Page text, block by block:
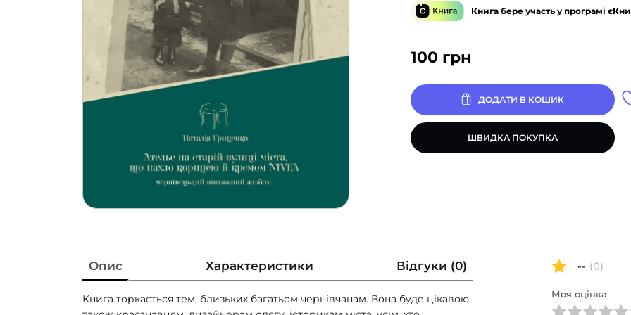
100 грн
Книга бере участь у програмі
ДОДАТИ В КОШИК
ШВИДКА ПОКУПКА
Опис Характеристики Відгуки (0)
Книга торкається тем, близьких багатьом чернівчанам. Вона буде цікавою
-- (0)
Моя оцінка